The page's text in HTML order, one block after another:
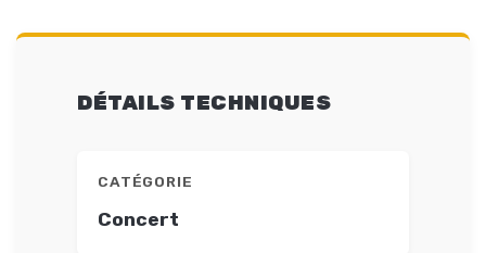
DÉTAILS TECHNIQUES
CATÉGORIE
Concert